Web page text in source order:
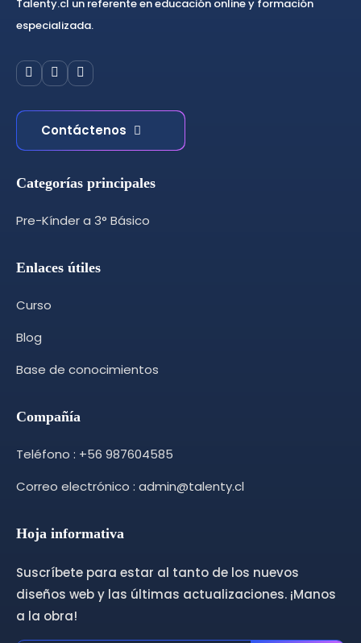
Talenty.cl un referente en educación online y formación
especializada.
Contáctenos
Categorías principales
Pre-Kínder a 3° Básico
Enlaces útiles
Curso
Blog
Base de conocimientos
Compañía
Teléfono : +56 987604585
Correo electrónico : admin@talenty.cl
Hoja informativa
Suscríbete para estar al tanto de los nuevos
diseños web y las últimas actualizaciones. ¡Manos
a la obra!